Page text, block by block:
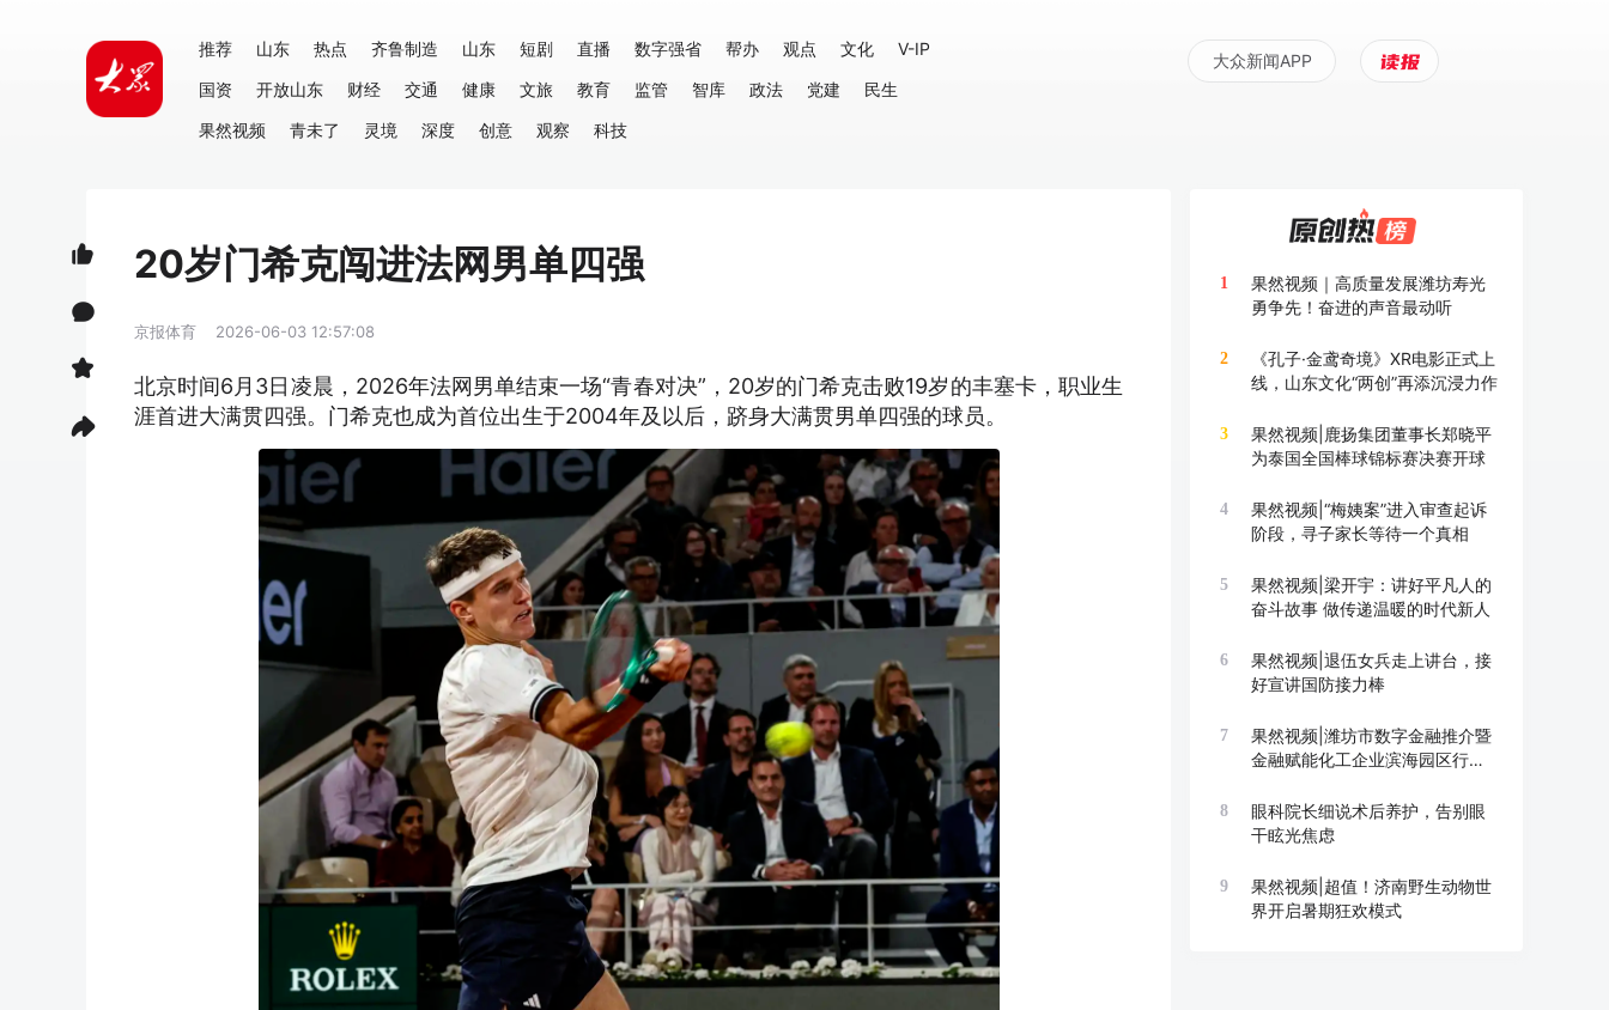
推荐 山东 热点 齐鲁制造 山东 短剧 直播 数字强省 帮办 观点 文化
V-IP
国资
开放山东 财经 交通 健康 文旅 教育 监管 智库 政法 党建
民生
果然视频
青未了 灵境 深度 创意 观察 科技
大众新闻APP
20岁门希克闯进法网男单四强
京报体育 2026-06-03 12:57:08
北京时间6月3日凌晨，2026年法网男单结束一场“青春对决”，20岁的门希克击败19岁的丰塞卡，职业生
涯首进大满贯四强。门希克也成为首位出生于2004年及以后，跻身大满贯男单四强的球员。
1
果然视频｜高质量发展潍坊寿光
勇争先！奋进的声音最动听
2
《孔子·金鸢奇境》XR电影正式上
线，山东文化“两创”再添沉浸力作
3
果然视频|鹿扬集团董事长郑晓平
为泰国全国棒球锦标赛决赛开球
4
果然视频|“梅姨案”进入审查起诉
阶段，寻子家长等待一个真相
5
果然视频|梁开宇：讲好平凡人的
奋斗故事 做传递温暖的时代新人
6
果然视频|退伍女兵走上讲台，接
好宣讲国防接力棒
7
果然视频|潍坊市数字金融推介暨
金融赋能化工企业滨海园区行举
8
眼科院长细说术后养护，告别眼
干眩光焦虑
9
果然视频|超值！济南野生动物世
界开启暑期狂欢模式